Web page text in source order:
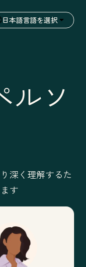
日本語言語を選択
ルソ
深く理解するた
す